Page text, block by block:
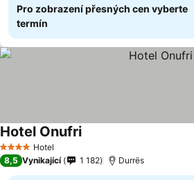
Pro zobrazení přesných cen vyberte
termín
4 Počet hvězdiček
Hotel
Hotel Onufri
8,5 Vynikající 1 182 Durrës